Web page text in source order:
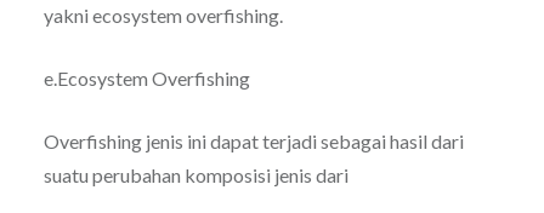
yakni ecosystem overfishing.
e.Ecosystem Overfishing
Overfishing jenis ini dapat terjadi sebagai hasil dari
suatu perubahan komposisi jenis dari